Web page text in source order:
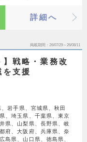
詳細へ
掲載期間 26/07/29～26/08/11
】戦略・業務改
を支援
岩手県、宮城県、秋田
、埼玉県、千葉県、東京
県、山梨県、長野県、岐
府、大阪府、兵庫県、奈
島県、山口県、徳島県、